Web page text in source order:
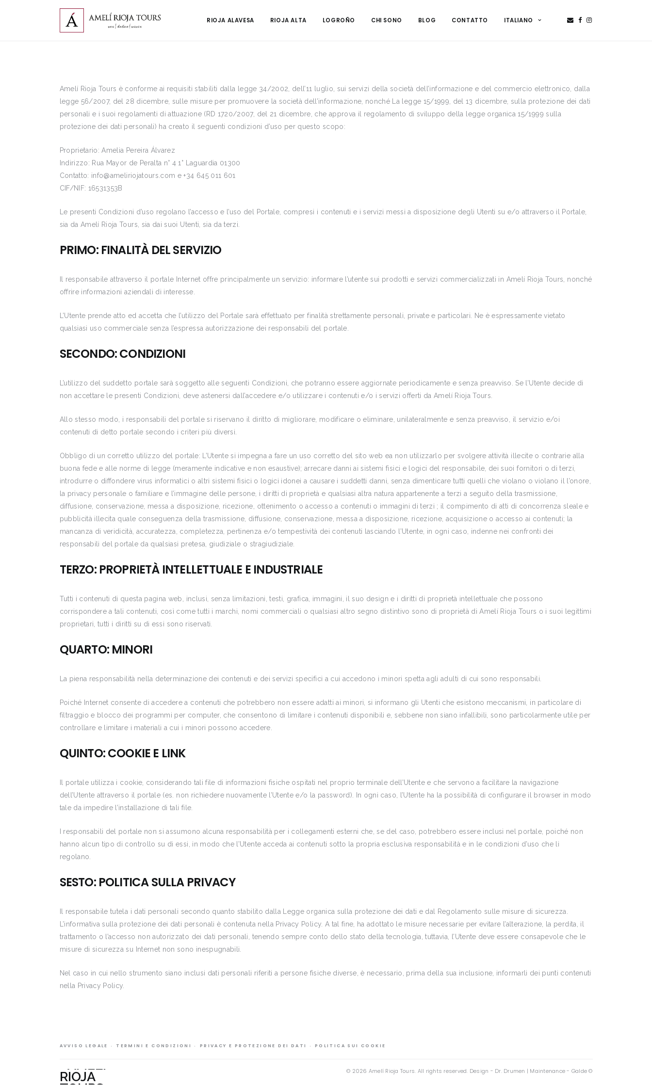
RIOJA ALAVESA RIOJA ALTA LOGROÑO CHI SONO BLOG CONTATTO ITALIANO
Amelí Rioja Tours è conforme ai requisiti stabiliti dalla legge 34/2002, dell’11 luglio, sui servizi della società dell’informazione e del commercio elettronico, dalla
legge 56/2007, del 28 dicembre, sulle misure per promuovere la società dell’informazione, nonché La legge 15/1999, del 13 dicembre, sulla protezione dei dati
personali e i suoi regolamenti di attuazione (RD 1720/2007, del 21 dicembre, che approva il regolamento di sviluppo della legge organica 15/1999 sulla
protezione dei dati personali) ha creato il seguenti condizioni d’uso per questo scopo:
Proprietario: Amelia Pereira Álvarez
Indirizzo: Rua Mayor de Peralta n° 4 1° Laguardia 01300
Contatto: info@ameliriojatours.com e +34 645 011 601
CIF/NIF: 16531353B
Le presenti Condizioni d’uso regolano l’accesso e l’uso del Portale, compresi i contenuti e i servizi messi a disposizione degli Utenti su e/o attraverso il Portale,
sia da Amelí Rioja Tours, sia dai suoi Utenti, sia da terzi.
PRIMO: FINALITÀ DEL SERVIZIO
Il responsabile attraverso il portale Internet offre principalmente un servizio: informare l’utente sui prodotti e servizi commercializzati in Amelí Rioja Tours, nonché
offrire informazioni aziendali di interesse.
L’Utente prende atto ed accetta che l’utilizzo del Portale sarà effettuato per finalità strettamente personali, private e particolari. Ne è espressamente vietato
qualsiasi uso commerciale senza l’espressa autorizzazione dei responsabili del portale.
SECONDO: CONDIZIONI
L’utilizzo del suddetto portale sarà soggetto alle seguenti Condizioni, che potranno essere aggiornate periodicamente e senza preavviso. Se l’Utente decide di
non accettare le presenti Condizioni, deve astenersi dall’accedere e/o utilizzare i contenuti e/o i servizi offerti da Amelí Rioja Tours.
Allo stesso modo, i responsabili del portale si riservano il diritto di migliorare, modificare o eliminare, unilateralmente e senza preavviso, il servizio e/oi
contenuti di detto portale secondo i criteri più diversi.
Obbligo di un corretto utilizzo del portale: L’Utente si impegna a fare un uso corretto del sito web ea non utilizzarlo per svolgere attività illecite o contrarie alla
buona fede e alle norme di legge (meramente indicative e non esaustive); arrecare danni ai sistemi fisici e logici del responsabile, dei suoi fornitori o di terzi,
introdurre o diffondere virus informatici o altri sistemi fisici o logici idonei a causare i suddetti danni, senza dimenticare tutti quelli che violano o violano il l’onore,
la privacy personale o familiare e l’immagine delle persone, i diritti di proprietà e qualsiasi altra natura appartenente a terzi a seguito della trasmissione,
diffusione, conservazione, messa a disposizione, ricezione, ottenimento o accesso a contenuti o immagini di terzi ; il compimento di atti di concorrenza sleale e
pubblicità illecita quale conseguenza della trasmissione, diffusione, conservazione, messa a disposizione, ricezione, acquisizione o accesso ai contenuti; la
mancanza di veridicità, accuratezza, completezza, pertinenza e/o tempestività dei contenuti lasciando l’Utente, in ogni caso, indenne nei confronti dei
responsabili del portale da qualsiasi pretesa, giudiziale o stragiudiziale.
TERZO: PROPRIETÀ INTELLETTUALE E INDUSTRIALE
Tutti i contenuti di questa pagina web, inclusi, senza limitazioni, testi, grafica, immagini, il suo design e i diritti di proprietà intellettuale che possono
corrispondere a tali contenuti, così come tutti i marchi, nomi commerciali o qualsiasi altro segno distintivo sono di proprietà di Amelí Rioja Tours o i suoi legittimi
proprietari, tutti i diritti su di essi sono riservati.
QUARTO: MINORI
La piena responsabilità nella determinazione dei contenuti e dei servizi specifici a cui accedono i minori spetta agli adulti di cui sono responsabili.
Poiché Internet consente di accedere a contenuti che potrebbero non essere adatti ai minori, si informano gli Utenti che esistono meccanismi, in particolare di
filtraggio e blocco dei programmi per computer, che consentono di limitare i contenuti disponibili e, sebbene non siano infallibili, sono particolarmente utile per
controllare e limitare i materiali a cui i minori possono accedere.
QUINTO: COOKIE E LINK
Il portale utilizza i cookie, considerando tali file di informazioni fisiche ospitati nel proprio terminale dell’Utente e che servono a facilitare la navigazione
dell’Utente attraverso il portale (es. non richiedere nuovamente l’Utente e/o la password). In ogni caso, l’Utente ha la possibilità di configurare il browser in modo
tale da impedire l’installazione di tali file.
I responsabili del portale non si assumono alcuna responsabilità per i collegamenti esterni che, se del caso, potrebbero essere inclusi nel portale, poiché non
hanno alcun tipo di controllo su di essi, in modo che l’Utente acceda ai contenuti sotto la propria esclusiva responsabilità e in le condizioni d’uso che li
regolano.
SESTO: POLITICA SULLA PRIVACY
Il responsabile tutela i dati personali secondo quanto stabilito dalla Legge organica sulla protezione dei dati e dal Regolamento sulle misure di sicurezza.
L’informativa sulla protezione dei dati personali è contenuta nella Privacy Policy. A tal fine, ha adottato le misure necessarie per evitare l’alterazione, la perdita, il
trattamento o l’accesso non autorizzato dei dati personali, tenendo sempre conto dello stato della tecnologia, tuttavia, l’Utente deve essere consapevole che le
misure di sicurezza su Internet non sono inespugnabili.
Nel caso in cui nello strumento siano inclusi dati personali riferiti a persone fisiche diverse, è necessario, prima della sua inclusione, informarli dei punti contenuti
nella Privacy Policy.
AVVISO LEGALE TERMINI E CONDIZIONI PRIVACY E PROTEZIONE DEI DATI POLITICA SUI COOKIE
© 2026 Amelí Rioja Tours. All rights reserved. Design - Dr. Drumen | Maintenance - Galde ©